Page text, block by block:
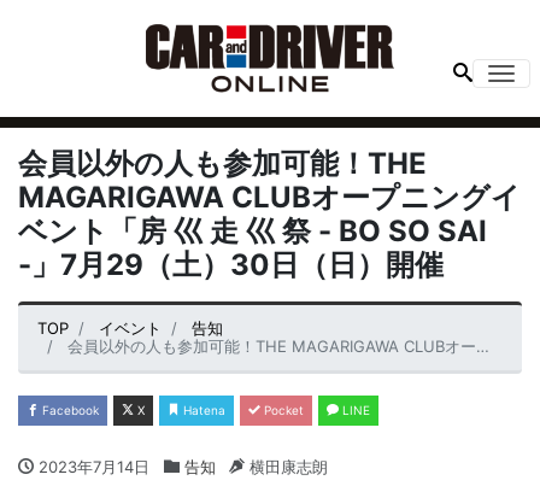
会員以外の人も参加可能！THE
MAGARIGAWA CLUBオープニングイ
ベント「房 ⼮ ⾛ ⼮ 祭 - BO SO SAI
-」7⽉29（⼟）30⽇（⽇）開催
TOP イベント
告知
会員以外の人も参加可能！THE MAGARIGAWA CLUBオープニングイベント「房 ⼮ ⾛ ⼮ 祭 - BO SO SAI -」7⽉29（⼟）30⽇（⽇）開催
Facebook X Hatena Pocket LINE
2023年7月14日 告知 横田康志朗